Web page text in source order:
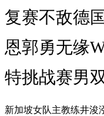
复赛不敌德
恩郭勇无缘
特挑战赛男
新加坡女队主教练井浚